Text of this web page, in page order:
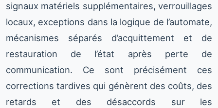
signaux matériels supplémentaires, verrouillages
locaux, exceptions dans la logique de l’automate,
mécanismes séparés d’acquittement et de
restauration de l’état après perte de
communication. Ce sont précisément ces
corrections tardives qui génèrent des coûts, des
retards et des désaccords sur les